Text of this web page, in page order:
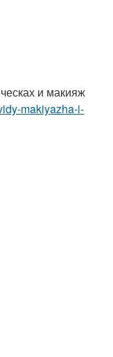
и макияж
makiyazha-i-